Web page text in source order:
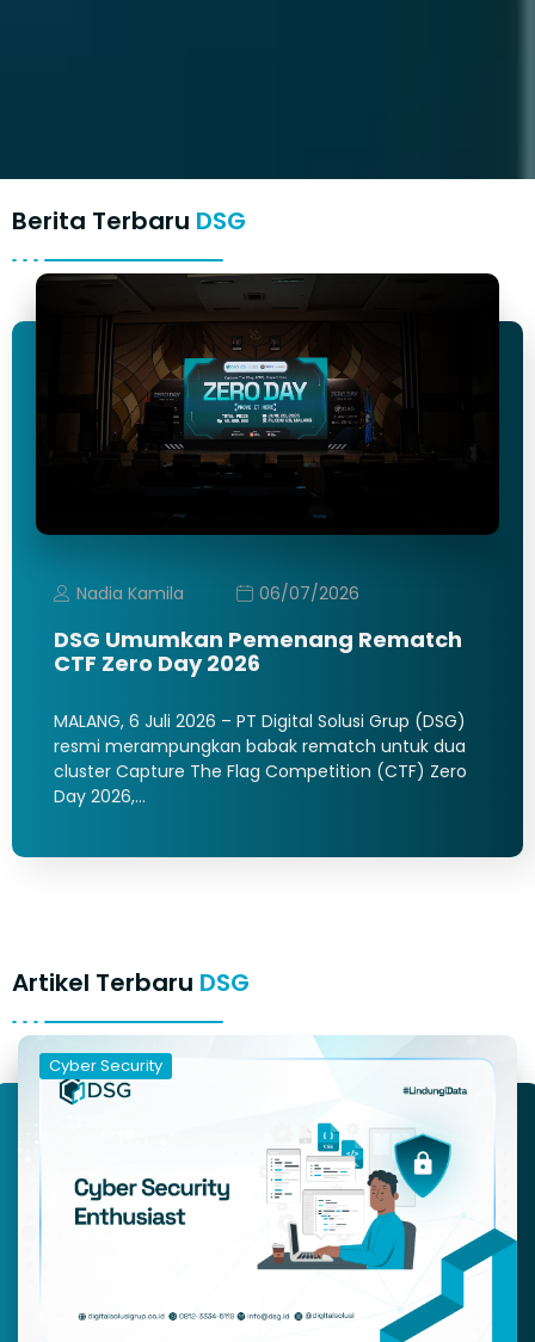
Berita Terbaru DSG
Nadia Kamila 06/07/2026
DSG Umumkan Pemenang Rematch
CTF Zero Day 2026
MALANG, 6 Juli 2026 – PT Digital Solusi Grup (DSG)
resmi merampungkan babak rematch untuk dua
cluster Capture The Flag Competition (CTF) Zero
Day 2026,…
Artikel Terbaru DSG
Cyber Security